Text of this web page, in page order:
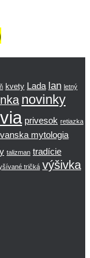
kvety Lada lan letný
novinky
privesok retiazka
mytologia
talizman tradície
tričká výšivka